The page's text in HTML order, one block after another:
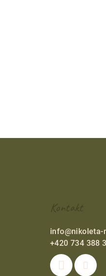
Kontakt
info@nikoleta-
+420 734 388